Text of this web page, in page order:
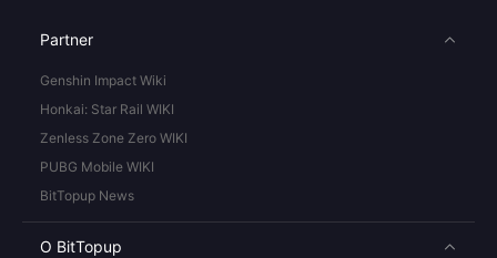
Partner
Genshin Impact Wiki
Honkai: Star Rail WIKI
Zenless Zone Zero WIKI
PUBG Mobile WIKI
BitTopup News
O BitTopup